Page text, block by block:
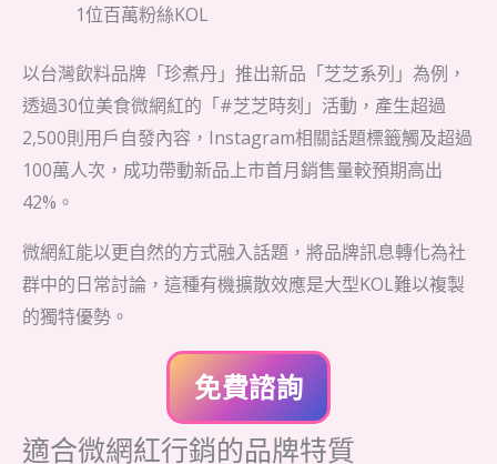
1位百萬粉絲KOL
以台灣飲料品牌「珍煮丹」推出新品「芝芝系列」為例，
透過30位美食微網紅的「#芝芝時刻」活動，產生超過
2,500則用戶自發內容，Instagram相關話題標籤觸及超過
100萬人次，成功帶動新品上市首月銷售量較預期高出
42%。
微網紅能以更自然的方式融入話題，將品牌訊息轉化為社
群中的日常討論，這種有機擴散效應是大型KOL難以複製
的獨特優勢。
免費諮詢
適合微網紅行銷的品牌特質